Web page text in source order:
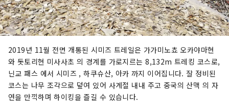
2019년 11월 전면 개통된 시미즈 트레일은 가가미노쵸 오카야마현
와 돗토리현 미사사초 의 경계를 가로지르는 8,132m 트레킹 코스로,
닌교 패스 에서 시미즈 , 하쿠슈산, 아카 까지 이어집니다. 잘 정비된
코스는 나무 조각으로 덮여 있어 사계절 내내 주고 중국의 산맥 의 자
연을 만끽하며 하이킹을 즐길 수 있습니다.